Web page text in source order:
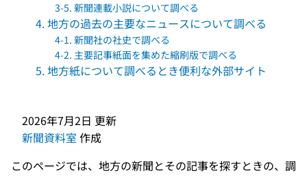
3-5. 新聞連載小説について調べる
4. 地方の過去の主要なニュースについて調べる
4-1. 新聞社の社史で調べる
4-2. 主要記事紙面を集めた縮刷版で調べる
5. 地方紙について調べるとき便利な外部サイト
2026年7月2日 更新
新聞資料室 作成
このページでは、地方の新聞とその記事を探すときの、調